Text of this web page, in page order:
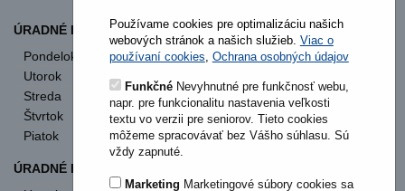
ÚRADNÉ HODINY OBECNÝ ÚRAD
Pondelok
8:00 - 12:00
13:00 - 15:30
Utorok
Streda
8:00 - 12:00
13:00 - 17:00
Štvrtok
nestránkový deň
Piatok
8:00 - 12:00
ÚRADNÉ HODINY STAVEBNÝ ÚRAD
Používame cookies pre optimalizáciu našich
webových stránok a našich služieb. Viac o
používaní cookies Ochrana osobných údajov
FunkčnéNevyhnutné pre funkčnosť webu,
napr. pre funkcionalitu nastavenia veľkosti
textu vo verzii pre seniorov. Tieto cookies
môžeme spracovávať bez Vášho súhlasu. Sú
vždy zapnuté.
Marketing Marketingové súbory cookies sa